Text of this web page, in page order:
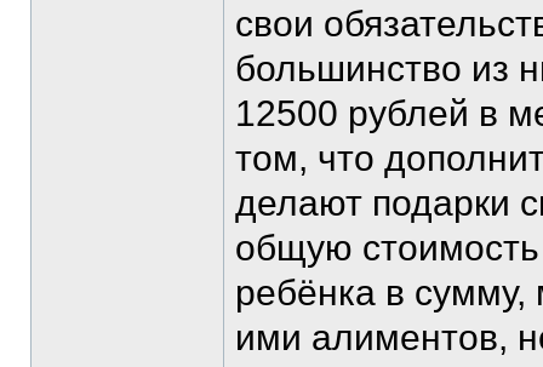
свои
большинство из
12500 рублей в
том, что
делают подарки
общую стоимость
ребёнка в
ими алиментов,